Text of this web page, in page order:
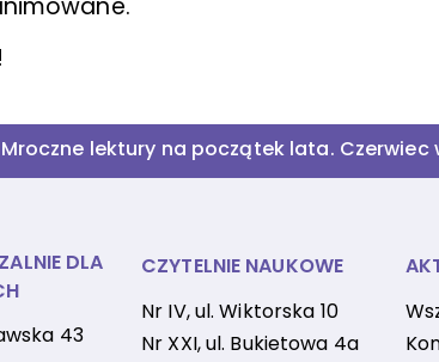
Mroczne lektury na początek lata.
DLA
43
CZYTELNIE NAUKOWE
Nr IV, ul. Wiktorska 10
Nr XXI, ul. Bukietowa 4a